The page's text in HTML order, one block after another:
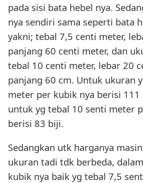
pada sisi bata hebel nya.
nya sendiri sama seperti bata
yakni; tebal 7,5 centi meter,
panjang 60 centi meter, dan
tebal 10 centi meter, lebar 20
panjang 60 cm. Untuk ukuran
meter per kubik nya berisi 111
untuk yg tebal 10 senti meter
berisi 83 biji.
Sedangkan utk harganya
ukuran tadi tdk berbeda,
kubik nya baik yg tebal 7,5